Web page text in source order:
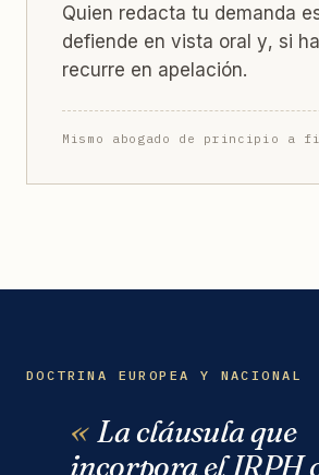
Quien redacta tu demanda
defiende en vista oral y, si
recurre en apelación.
Mismo abogado de principio a
DOCTRINA EUROPEA Y NACIONAL
La cláusula que
incorpora el IRPH